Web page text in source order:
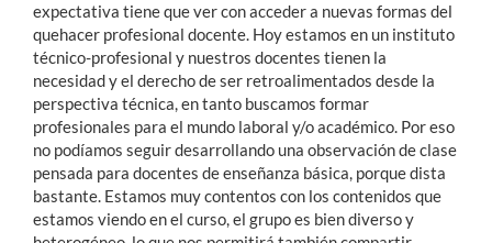
expectativa tiene que ver con acceder a nuevas formas del
quehacer profesional docente. Hoy estamos en un instituto
técnico-profesional y nuestros docentes tienen la
necesidad y el derecho de ser retroalimentados desde la
perspectiva técnica, en tanto buscamos formar
profesionales para el mundo laboral y/o académico. Por eso
no podíamos seguir desarrollando una observación de clase
pensada para docentes de enseñanza básica, porque dista
bastante. Estamos muy contentos con los contenidos que
estamos viendo en el curso, el grupo es bien diverso y